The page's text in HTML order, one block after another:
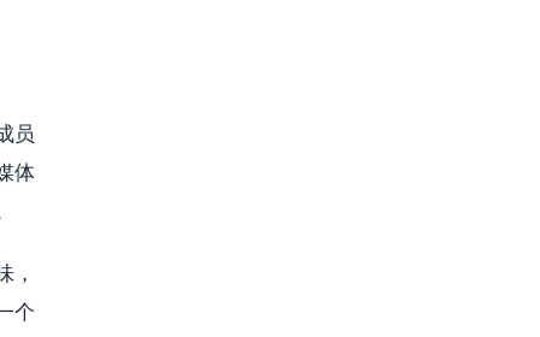
员
体
，
个